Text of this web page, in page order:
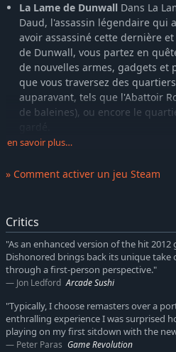
La Lame de Dunwall Dans La
Daud, l'assassin légendaire qui
avoir assassiné cette dernière
de Dunwall, vous partez en
de nouvelles armes, gadgets et
que vous traversez des
auparavant, tels que l'Abattoir
de baleines), ou encore le
Les Sorcières de Brigmore
conclusion à l'histoire de Daud
inédits de Dunwall, tels que
Brigmore – où vous
qui mettront à l'épreuve vos
compétences.
Dunwall City TrialsDans
système de combat flexible, les
l'univers particulier de
distinctes comprenant de
compétences de furtivité, de
en savoir plus…
» Comment activer un jeu Steam
Critics
"As an enhanced version of the hit
Dishonored brings back its unique take
through a first-person perspective."
Jon Ledford Arcade Sushi
"Typically, I choose remasters over a
enthralling experience I was surprised
playing on my first sitdown with the
Peter Paras Game Revolution